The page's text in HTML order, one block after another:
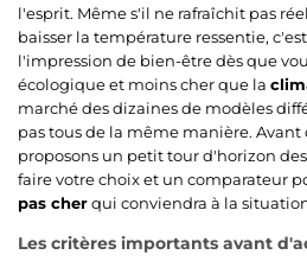
l'esprit. Même s'il ne rafraîchit pas
baisser la température ressentie,
l'impression de bien-être dès que
écologique et moins cher que la
marché des dizaines de modèles
pas tous de la même manière. Avant
proposons un petit tour d'horizon
faire votre choix et un comparateur
pas cherqui conviendra à la
Les critères importants avant